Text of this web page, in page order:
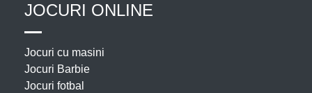
JOCURI ONLINE
Jocuri cu masini
Jocuri Barbie
Jocuri fotbal